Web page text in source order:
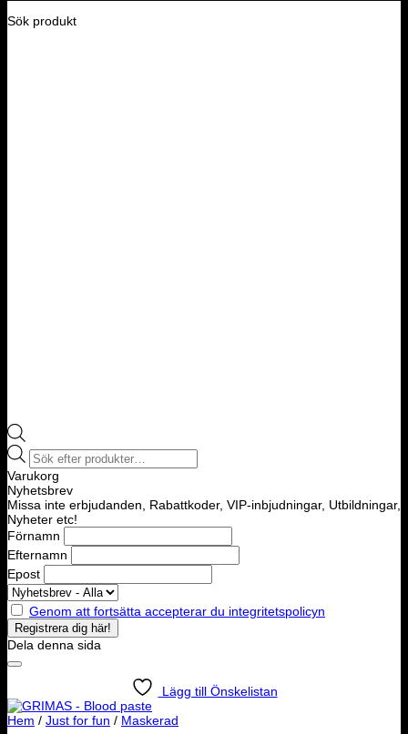
Sök produkt
Products
search
Varukorg
Nyhetsbrev
Missa inte erbjudanden, Rabattkoder, VIP-inbjudningar, Utbildningar,
Nyheter etc!
Förnamn
Efternamn
Epost
Genom att fortsätta accepterar du integritetspolicyn
Dela denna sida
Lägg till Önskelistan
Hem / Just for fun / Maskerad